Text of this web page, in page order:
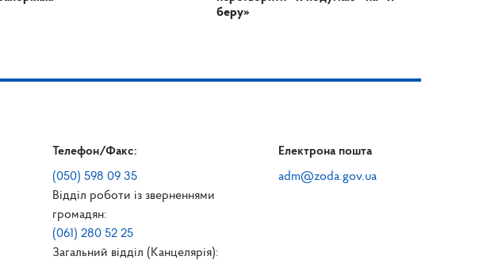
беру»
Телефон/Факс:
(050) 598 09 35
Відділ роботи із зверненнями
громадян:
(061) 280 52 25
Загальний відділ (Канцелярія):
Електрона пошта
adm@zoda.gov.ua